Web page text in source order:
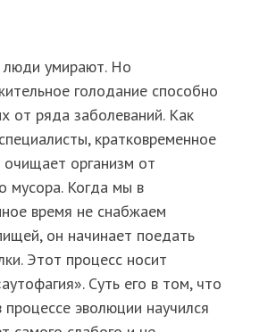
люди умирают. Но
голодание способно
от ряда заболеваний. Как
кратковременное
очищает организм от
мусора. Когда мы в
время не снабжаем
он начинает поедать
Этот процесс носит
Суть его в том, что
процессе эволюции научился